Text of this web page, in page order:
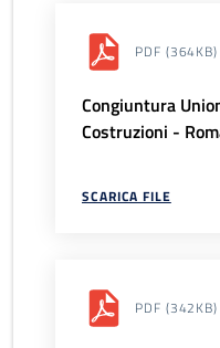
PDF (364KB)
Congiuntura
Costruzioni -
SCARICA FILE
PDF (342KB)